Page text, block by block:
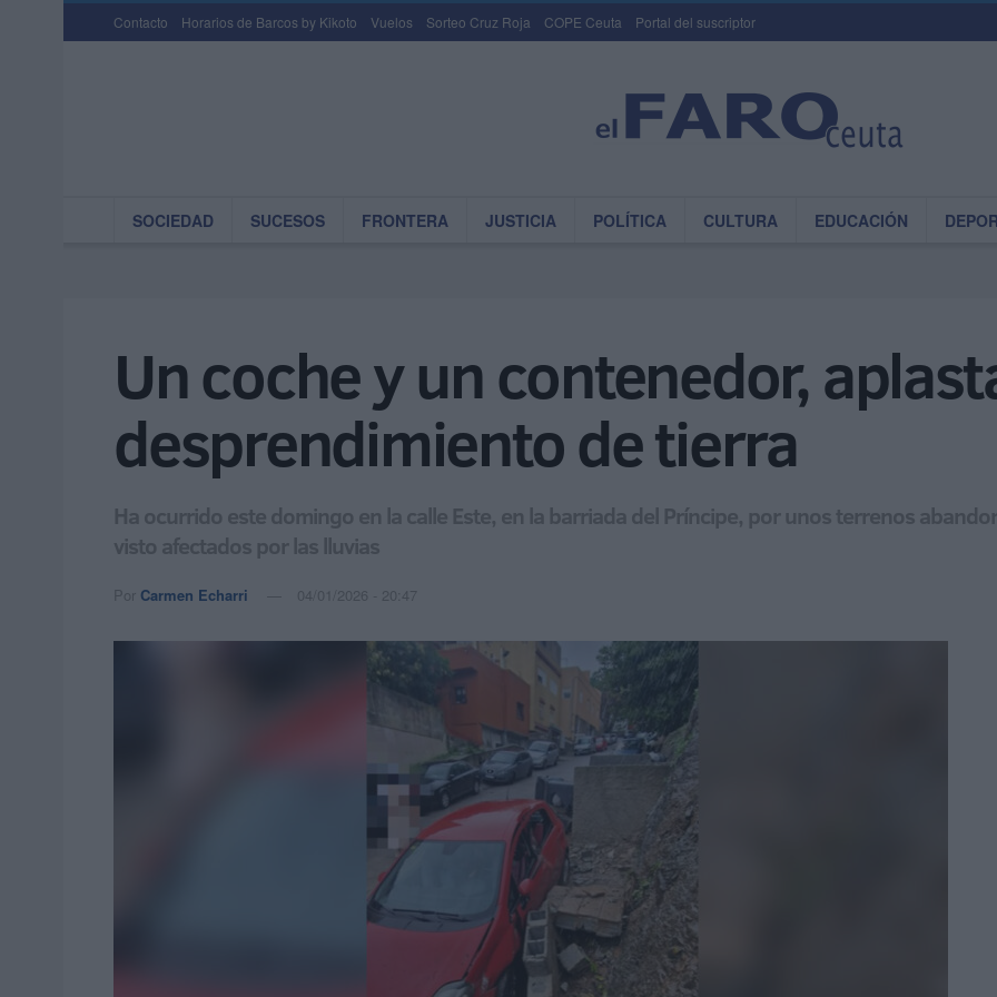
Contacto Horarios de Barcos by Kikoto Vuelos Sorteo Cruz Roja COPE Ceuta Portal del suscriptor
SOCIEDAD SUCESOS FRONTERA JUSTICIA POLÍTICA CULTURA EDUCACIÓN
Un coche y un contenedor,
desprendimiento de tierra
Ha ocurrido este domingo en la calle Este, en la barriada del Príncipe, por unos terrenos
visto afectados por las lluvias
Por Carmen Echarri 04/01/2026 - 20:47